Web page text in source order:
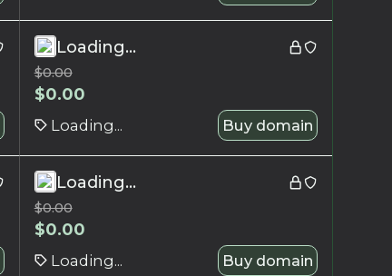
Loading...
$0.00
$0.00
Loading... Buy domain
Loading...
$0.00
$0.00
Loading... Buy domain